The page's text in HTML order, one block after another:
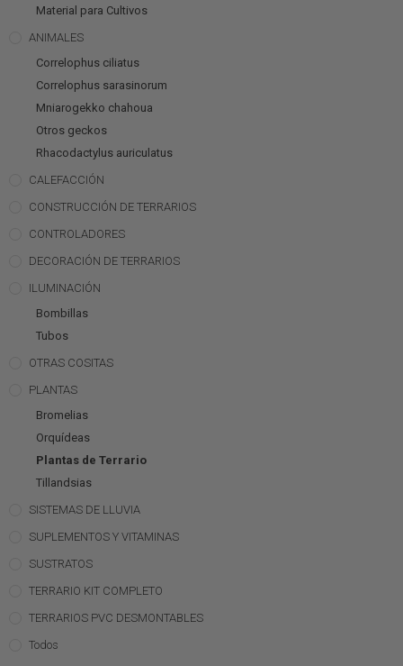
Material para Cultivos
ANIMALES
Correlophus ciliatus
Correlophus sarasinorum
Mniarogekko chahoua
Otros geckos
Rhacodactylus auriculatus
CALEFACCIÓN
CONSTRUCCIÓN DE TERRARIOS
CONTROLADORES
DECORACIÓN DE TERRARIOS
ILUMINACIÓN
Bombillas
Tubos
OTRAS COSITAS
PLANTAS
Bromelias
Orquídeas
Plantas de Terrario
Tillandsias
SISTEMAS DE LLUVIA
SUPLEMENTOS Y VITAMINAS
SUSTRATOS
TERRARIO KIT COMPLETO
TERRARIOS PVC DESMONTABLES
Todos